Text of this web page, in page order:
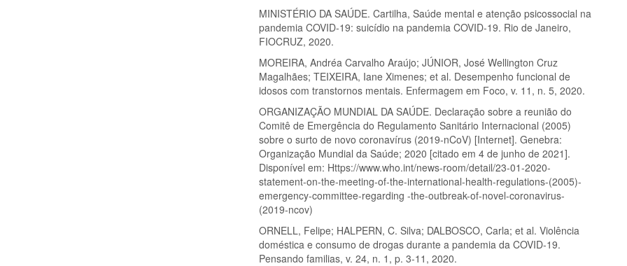
MINISTÉRIO DA SAÚDE. Cartilha, Saúde mental e atenção psicossocial na
pandemia COVID-19: suicídio na pandemia COVID-19. Rio de Janeiro,
FIOCRUZ, 2020.
MOREIRA, Andréa Carvalho Araújo; JÚNIOR, José Wellington Cruz
Magalhães; TEIXEIRA, Iane Ximenes; et al. Desempenho funcional de
idosos com transtornos mentais. Enfermagem em Foco, v. 11, n. 5, 2020.
ORGANIZAÇÃO MUNDIAL DA SAÚDE. Declaração sobre a reunião do
Comitê de Emergência do Regulamento Sanitário Internacional (2005)
sobre o surto de novo coronavírus (2019-nCoV) [Internet]. Genebra:
Organização Mundial da Saúde; 2020 [citado em 4 de junho de 2021].
Disponível em: Https://www.who.int/news-room/detail/23-01-2020-
statement-on-the-meeting-of-the-international-health-regulations-(2005)-
emergency-committee-regarding -the-outbreak-of-novel-coronavirus-
(2019-ncov)
ORNELL, Felipe; HALPERN, C. Silva; DALBOSCO, Carla; et al. Violência
doméstica e consumo de drogas durante a pandemia da COVID-19.
Pensando familias, v. 24, n. 1, p. 3-11, 2020.